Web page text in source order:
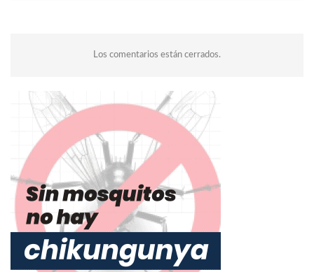
Los comentarios están cerrados.